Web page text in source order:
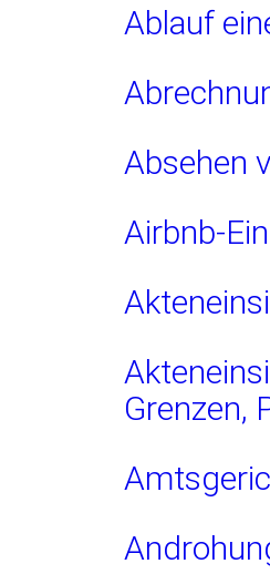
Ablauf
Absehen
Airbnb-
Grenzen,